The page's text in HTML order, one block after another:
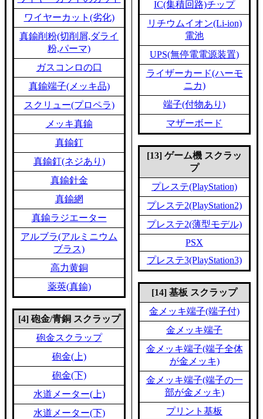
ワイヤーカット(劣化)
真鍮削粉(切削屑,ダライ
粉,パーマ)
ガスコンロの口
真鍮端子(メッキ品)
スクリュー(プロペラ)
メッキ真鍮
真鍮釘
真鍮釘(ネジあり)
真鍮針金
真鍮網
真鍮ラジエーター
アルブラ(アルミニウム
ブラス)
高力黄銅
薬莢(真鍮)
[4] 砲金/青銅 スクラップ
砲金スクラップ
砲金(上)
砲金(下)
水道メーター(上)
水道メーター(下)
IC(集積回路)チップ
リチウムイオン(Li-ion)
電池
UPS(無停電電源装置)
ライザーカード(ハーモ
ニカ)
端子(付物あり)
マザーボード
[13] ゲーム機 スクラッ
プ
プレステ(PlayStation)
プレステ2(PlayStation2)
プレステ2(薄型モデル)
PSX
プレステ3(PlayStation3)
[14] 基板 スクラップ
金メッキ端子(端子付)
金メッキ端子
金メッキ端子(端子全体
が金メッキ)
金メッキ端子(端子の一
部が金メッキ)
プリント基板